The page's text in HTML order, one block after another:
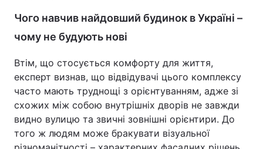
Чого навчив найдовший будинок в Україні –
чому не будують нові
Втім, що стосується комфорту для життя,
експерт визнав, що відвідувачі цього комплексу
часто мають труднощі з орієнтуванням, адже зі
схожих між собою внутрішніх дворів не завжди
видно вулицю та звичні зовнішні орієнтири. До
того ж людям може бракувати візуальної